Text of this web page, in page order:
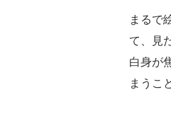
まるで
て、見
白身が
まうこ